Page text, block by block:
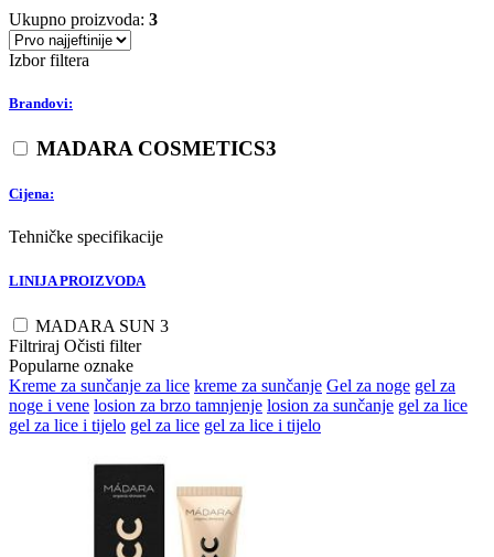
Ukupno proizvoda: 3
Izbor filtera
Brandovi:
MADARA COSMETICS3
Cijena:
Tehničke specifikacije
LINIJA PROIZVODA
MADARA SUN 3
Filtriraj Očisti filter
Popularne oznake
Kreme za sunčanje za lice kreme za sunčanje Gel za noge gel za
noge i vene losion za brzo tamnjenje losion za sunčanje gel za lice
gel za lice i tijelo gel za lice gel za lice i tijelo